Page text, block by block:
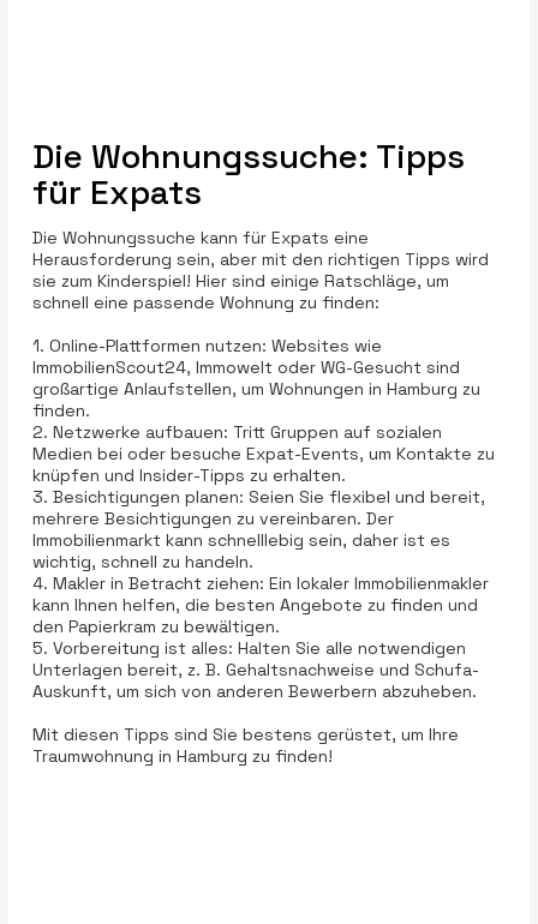
Die Wohnungssuche: Tipps
für Expats
Die Wohnungssuche kann für Expats eine
Herausforderung sein, aber mit den richtigen Tipps wird
sie zum Kinderspiel! Hier sind einige Ratschläge, um
schnell eine passende Wohnung zu finden:
1. Online-Plattformen nutzen: Websites wie
ImmobilienScout24, Immowelt oder WG-Gesucht sind
großartige Anlaufstellen, um Wohnungen in Hamburg zu
finden.
2. Netzwerke aufbauen: Tritt Gruppen auf sozialen
Medien bei oder besuche Expat-Events, um Kontakte zu
knüpfen und Insider-Tipps zu erhalten.
3. Besichtigungen planen: Seien Sie flexibel und bereit,
mehrere Besichtigungen zu vereinbaren. Der
Immobilienmarkt kann schnelllebig sein, daher ist es
wichtig, schnell zu handeln.
4. Makler in Betracht ziehen: Ein lokaler Immobilienmakler
kann Ihnen helfen, die besten Angebote zu finden und
den Papierkram zu bewältigen.
5. Vorbereitung ist alles: Halten Sie alle notwendigen
Unterlagen bereit, z. B. Gehaltsnachweise und Schufa-
Auskunft, um sich von anderen Bewerbern abzuheben.
Mit diesen Tipps sind Sie bestens gerüstet, um Ihre
Traumwohnung in Hamburg zu finden!